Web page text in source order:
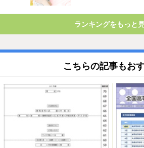
ランキングをもっと
こちらの記事もお